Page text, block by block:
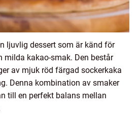
ljuvlig dessert som är känd för
milda kakao-smak. Den består
av mjuk röd färgad sockerkaka
Denna kombination av smaker
till en perfekt balans mellan